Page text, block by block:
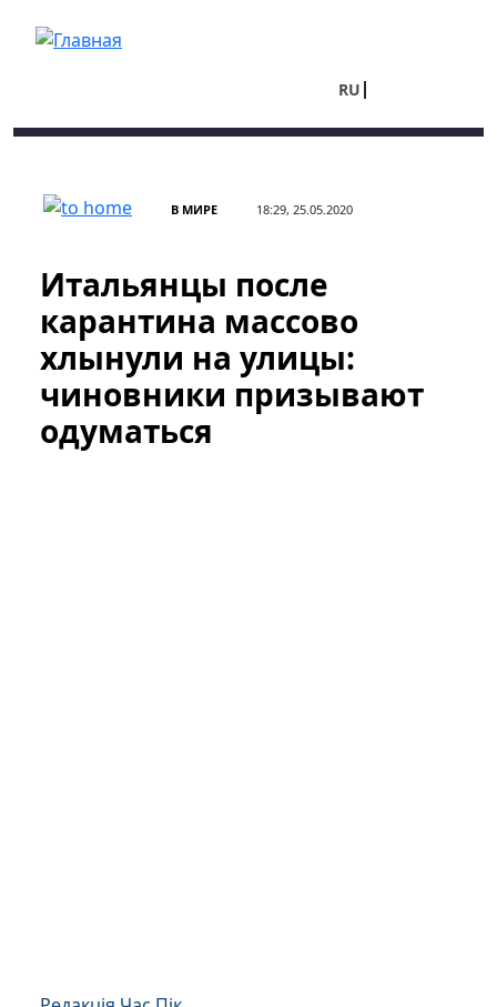
RU
В МИРЕ 18:29, 25.05.2020
Итальянцы после
карантина массово
хлынули на улицы:
чиновники призывают
одуматься